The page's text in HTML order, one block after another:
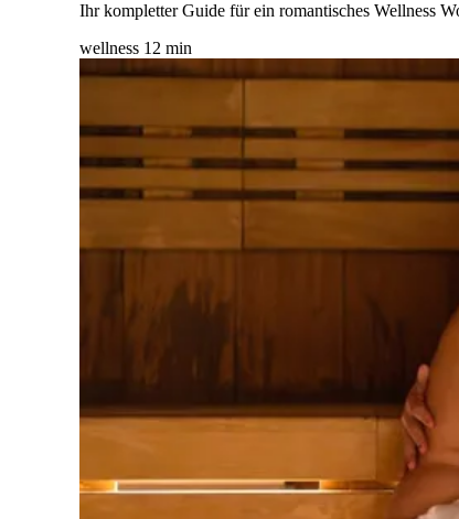
Ihr kompletter Guide für ein romantisches Wellness
wellness 12 min